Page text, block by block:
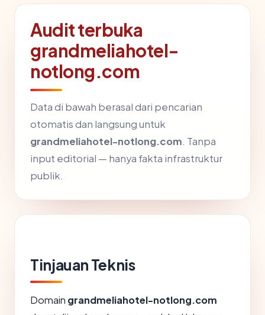
Audit terbuka
grandmeliahotel-
notlong.com
Data di bawah berasal dari pencarian
otomatis dan langsung untuk
grandmeliahotel-notlong.com. Tanpa
input editorial — hanya fakta infrastruktur
publik.
Tinjauan Teknis
Domain grandmeliahotel-notlong.com